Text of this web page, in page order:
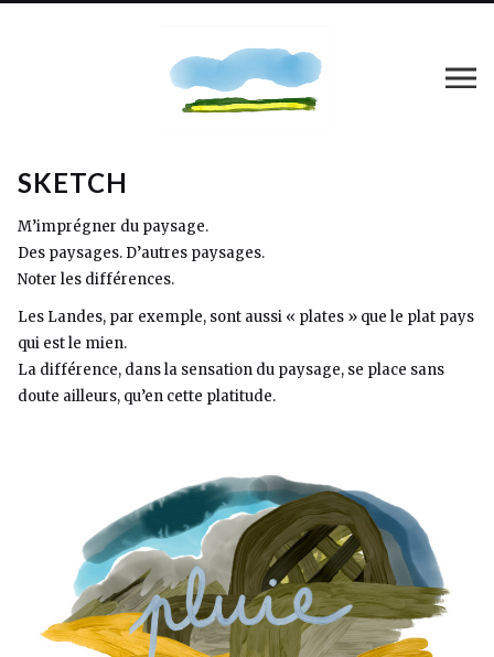
SKETCH
M’imprégner du paysage.
Des paysages. D’autres paysages.
Noter les différences.
Les Landes, par exemple, sont aussi « plates » que le plat pays
qui est le mien.
La différence, dans la sensation du paysage, se place sans
doute ailleurs, qu’en cette platitude.